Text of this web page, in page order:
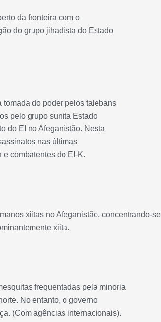
da fronteira com o
do grupo jihadista do Estado
tomada do poder pelos talebans
pelo grupo sunita Estado
do EI no Afeganistão. Nesta
nas últimas
e combatentes do EI-K.
xiitas no Afeganistão, concentrando-se
xiita.
frequentadas pela minoria
No entanto, o governo
(Com agências internacionais).